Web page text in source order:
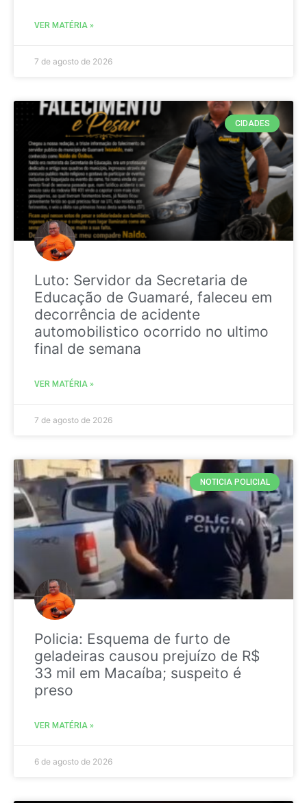
VER MATÉRIA »
7 de agosto de 2026
CIDADES
Luto: Servidor da Secretaria de
Educação de Guamaré, faleceu em
decorrência de acidente
automobilistico ocorrido no ultimo
final de semana
VER MATÉRIA »
7 de agosto de 2026
NOTICIA POLICIAL
Policia: Esquema de furto de
geladeiras causou prejuízo de R$
33 mil em Macaíba; suspeito é
preso
VER MATÉRIA »
6 de agosto de 2026